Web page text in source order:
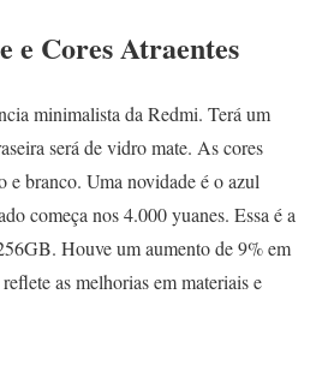
e Cores Atraentes
minimalista da Redmi. Terá um
será de vidro mate. As cores
e branco. Uma novidade é o azul
começa nos 4.000 yuanes. Essa é a
Houve um aumento de 9% em
as melhorias em materiais e